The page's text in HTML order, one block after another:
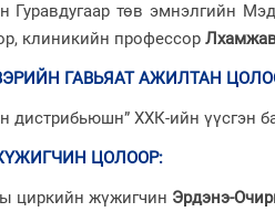
Гуравдугаар төв эмнэлгийн
клиникийн профессор
ГАВЬЯАТ АЖИЛТАН
дистрибьюшн” ХХК-ийн үүсгэн
ЦОЛООР:
циркийн жүжигчин Эрдэнэ-